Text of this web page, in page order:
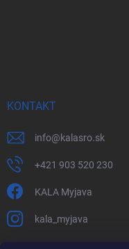
KONTAKT
info@kalasro.sk
+421 903 520 230
KALA Myjava
kala_myjava